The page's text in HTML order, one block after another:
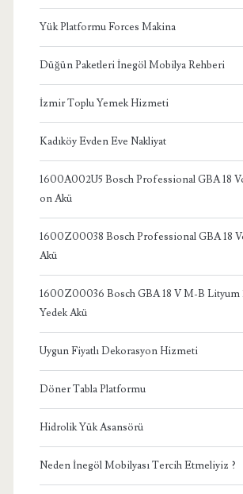
Yük Platformu Forces Makina
Düğün Paketleri İnegöl Mobilya Rehberi
İzmir Toplu Yemek Hizmeti
Kadıköy Evden Eve Nakliyat
1600A002U5 Bosch Professional GBA 18
on Akü
1600Z00038 Bosch Professional GBA 18
Akü
1600Z00036 Bosch GBA 18 V M-B Lityum
Yedek Akü
Uygun Fiyatlı Dekorasyon Hizmeti
Döner Tabla Platformu
Hidrolik Yük Asansörü
Neden İnegöl Mobilyası Tercih Etmeliyiz ?